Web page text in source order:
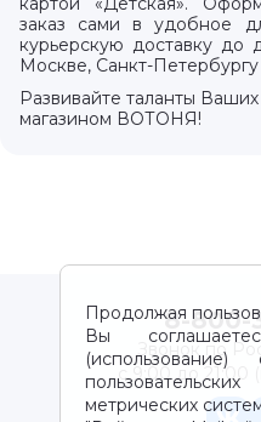
заказ сами в удобное
курьерскую доставку до
Москве, Санкт-
Развивайте таланты
магазином ВОТОНЯ!
Продолжая
Вы
метрических
8-800-
Звонок по
с 9:00 до 21:00